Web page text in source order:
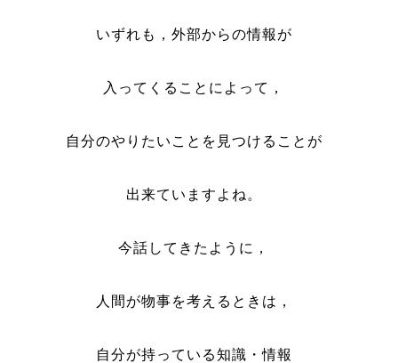
いずれも，外部からの情報が
入ってくることによって，
自分のやりたいことを見つけることが
出来ていますよね。
今話してきたように，
人間が物事を考えるときは，
自分が持っている知識・情報